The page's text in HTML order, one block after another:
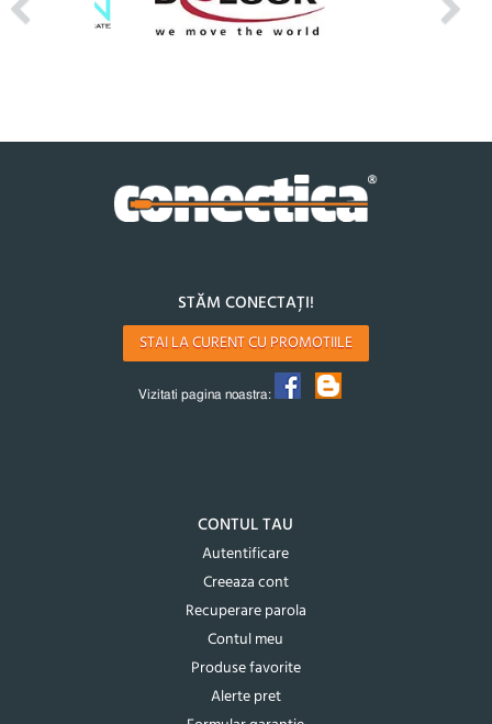
STĂM CONECTAȚI!
STAI LA CURENT CU PROMOTIILE
Vizitati pagina noastra:
CONTUL TAU
Autentificare
Creeaza cont
Recuperare parola
Contul meu
Produse favorite
Alerte pret